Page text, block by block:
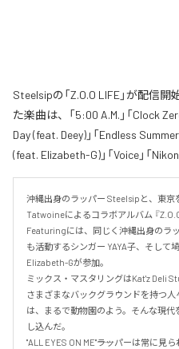
Steelsipの「Z.O.O LIFE」が配信
た楽曲は、「5:00 A.M.」「Clock
Day (feat. Deey)」「Endless
(feat. Elizabeth-G)」「Voice」「
沖縄出身のラッパー Steelsipと、東京
Tatwoineによるコラボアルバム 『
Featuringには、同じく沖縄出身のラッ
も活動するシンガー YAYA子、そして
Elizabeth-Gが参加。
ミックス・マスタリングはKat'z Deli
さまざまなバックグラウンドを持つ
は、まるで動物園のよう。そんな現代
し込んだ。
"ALL EYES ON ME"――ラッパーは常に